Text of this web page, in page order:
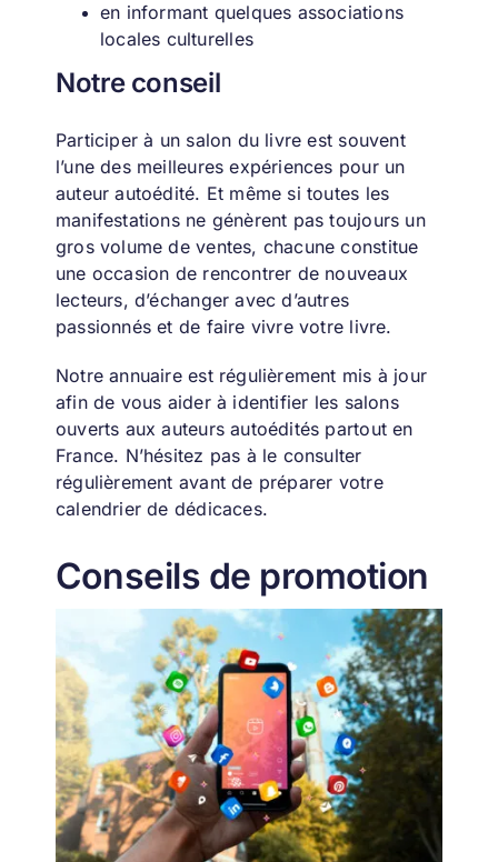
en informant quelques associations
locales culturelles
Notre conseil
Participer à un salon du livre est souvent
l’une des meilleures expériences pour un
auteur autoédité. Et même si toutes les
manifestations ne génèrent pas toujours un
gros volume de ventes, chacune constitue
une occasion de rencontrer de nouveaux
lecteurs, d’échanger avec d’autres
passionnés et de faire vivre votre livre.
Notre annuaire est régulièrement mis à jour
afin de vous aider à identifier les salons
ouverts aux auteurs autoédités partout en
France. N’hésitez pas à le consulter
régulièrement avant de préparer votre
calendrier de dédicaces.
Conseils de promotion